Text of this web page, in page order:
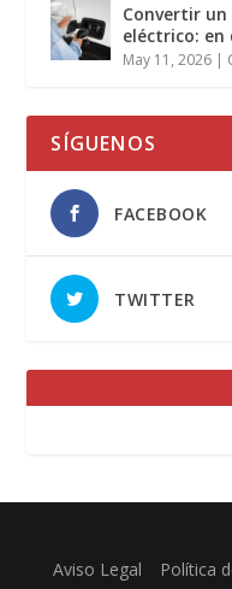
Convertir
eléctrico:
May 11, 2026 |
SÍGUENOS
FACEBOOK
TWITTER
Aviso Legal
Política